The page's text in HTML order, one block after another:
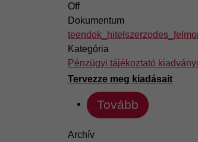
Off
Dokumentum
Kategória
Pénzügyi tájékoztató
Tervezze meg kiadásait
Tovább
Archív